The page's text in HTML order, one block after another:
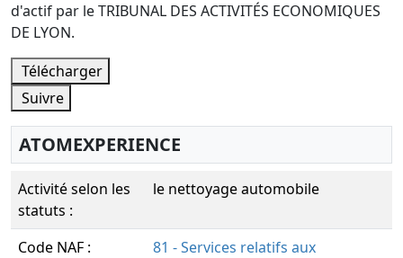
d'actif par le TRIBUNAL DES ACTIVITÉS ECONOMIQUES
DE LYON.
Télécharger
Suivre
ATOMEXPERIENCE
Activité selon les
statuts :
le nettoyage automobile
Code NAF :
81 - Services relatifs aux